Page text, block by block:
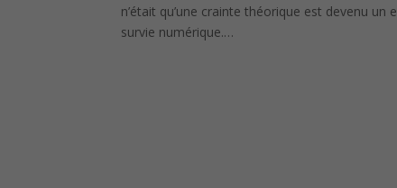
n’était qu’une crainte théorique est devenu un
survie numérique.…